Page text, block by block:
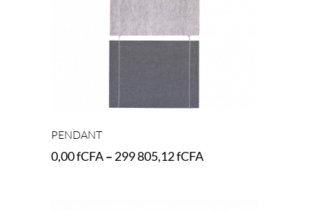
PENDANT
0,00fCFA– 299 805,12fCFA